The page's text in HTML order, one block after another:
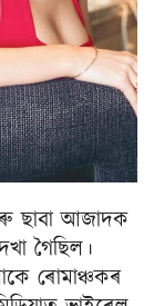
ছাবা আজাদক
গৈছিল।
ৰোমাঞ্চকৰ